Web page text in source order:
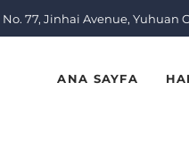
No. 77, Jinhai Avenue, Yuhuan
ANA SAYFA